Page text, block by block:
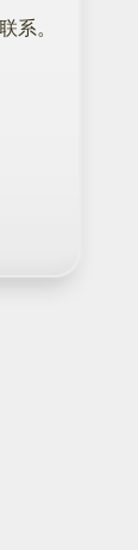
系。